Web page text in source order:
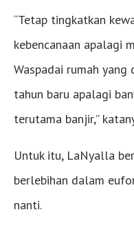
“Tetap tingkatkan
kebencanaan apalagi
Waspadai rumah
tahun baru apalagi
terutama banjir,”
Untuk itu, LaNyalla
berlebihan dalam
nanti.